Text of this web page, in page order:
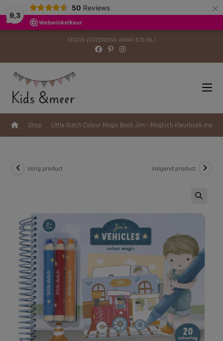
9,3
50 Reviews ×
GRATIS VERZENDING VANAF €75 (NL)
Shop Little Dutch Colour Magic Book Jim – Magisch Kleurboek met 3
Vorig product Volgend product